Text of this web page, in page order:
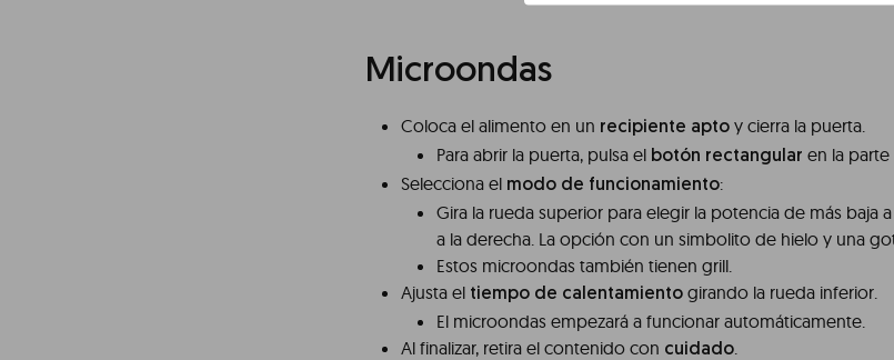
Microondas
Coloca el alimento en un recipiente apto y cierra la puerta.
Para abrir la puerta, pulsa el botón rectangular en la
Selecciona el modo de funcionamiento:
Gira la rueda superior para elegir la potencia de más baja
a la derecha. La opción con un simbolito de hielo y una
Estos microondas también tienen grill.
Ajusta el tiempo de calentamiento girando la rueda inferior.
El microondas empezará a funcionar automáticamente.
Al finalizar, retira el contenido con cuidado.